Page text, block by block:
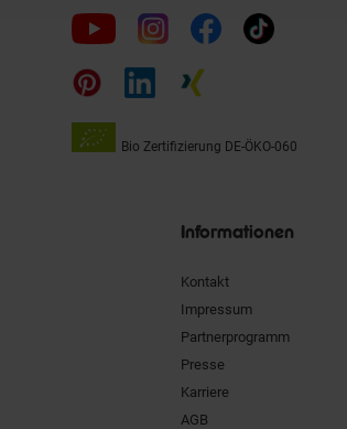
Folge
uns
auf
Bio Zertifizierung DE-ÖKO-060
Informationen
Kontakt
Impressum
Partnerprogramm
Presse
Karriere
AGB